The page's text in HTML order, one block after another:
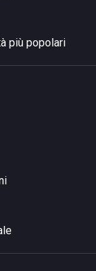
più popolari